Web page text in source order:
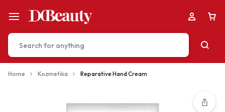
Your bag is empty
Home Kozmetika Reparative Hand Cream